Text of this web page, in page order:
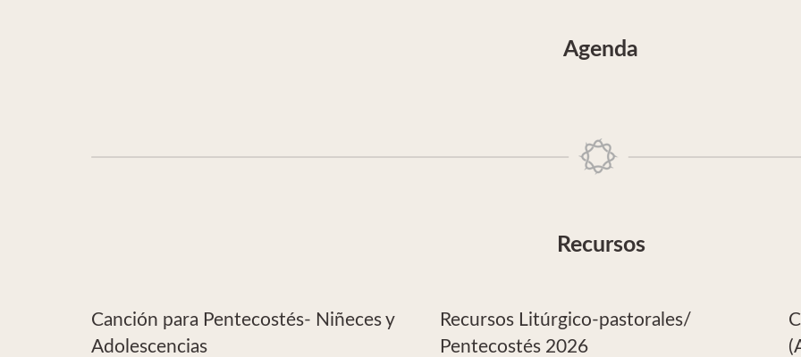
Agenda
Recursos
Canción para Pentecostés- Niñeces y
Adolescencias
Recursos Litúrgico-pastorales/
Pentecostés 2026